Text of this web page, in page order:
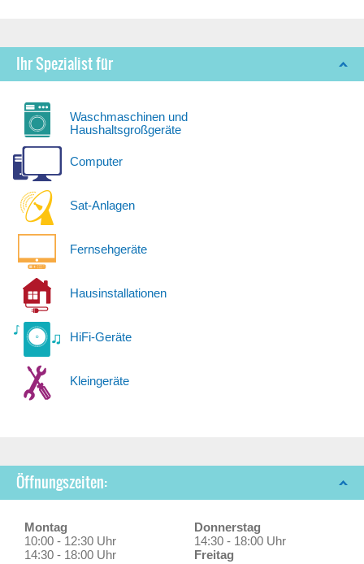
Ihr Spezialist für
Waschmaschinen und
Haushaltsgroßgeräte
Computer
Sat-Anlagen
Fernsehgeräte
Hausinstallationen
HiFi-Geräte
Kleingeräte
Öffnungszeiten:
Montag
10:00 - 12:30 Uhr
14:30 - 18:00 Uhr
Donnerstag
14:30 - 18:00 Uhr
Freitag